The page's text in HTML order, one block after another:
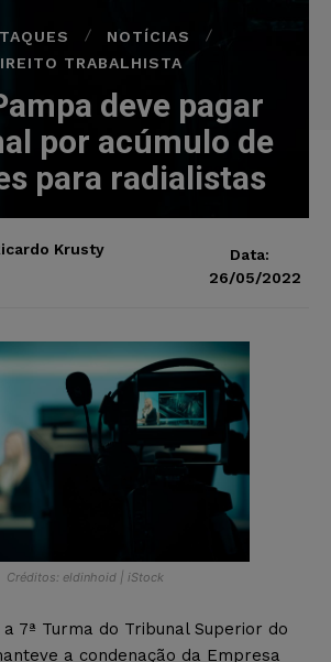
NOTÍCIAS
TRABALHISTA
deve pagar
por acúmulo de
para radialistas
Krusty
Data:
26/05/2022
Créditos: eldinhoid | iStock
7ª Turma do Tribunal Superior do
a condenação da Empresa